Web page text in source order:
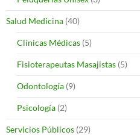
Salud Medicina (40)
Clínicas Médicas (5)
Fisioterapeutas Masajistas (5)
Odontología (9)
Psicología (2)
Servicios Públicos (29)